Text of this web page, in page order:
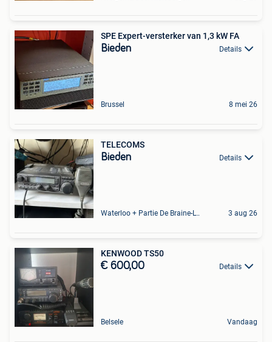
SPE Expert-versterker van 1,3 kW FA
Bieden Details
Brussel 8 mei 26
TELECOMS
Bieden Details
Waterloo + Partie De Braine-L'Alleud, De Ohain 3 aug 26
KENWOOD TS50
€ 600,00 Details
Belsele Vandaag